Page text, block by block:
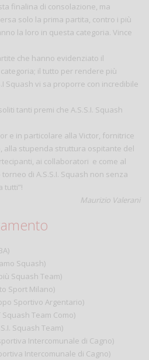
finalina di consolazione, ma
solo la prima partita, contro i più
la loro in questa categoria. Vince
che hanno evidenziato il
il tutto per rendere più
Squash vi sa proporre con incredibile
tanti premi che A.S.S.I. Squash
e in particolare alla Victor, fornitrice
alla stupenda struttura ospitante del
ai collaboratori e come al
di A.S.S.I. Squash non senza
tutti”!
Maurizio Valerani
Squash)
Squash Team)
Sport Milano)
Sportivo Argentario)
Squash Team Como)
Squash Team)
Intercomunale di Cagno)
Intercomunale di Cagno)